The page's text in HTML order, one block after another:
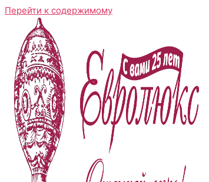
Перейти к содержимому